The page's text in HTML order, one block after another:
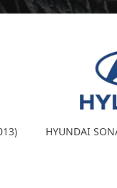
HYUNDAI